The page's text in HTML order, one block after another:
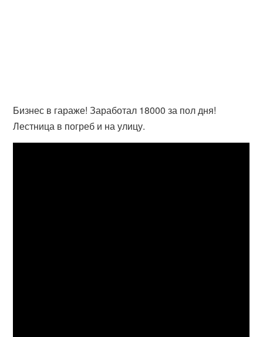
Бизнес в гараже! Заработал 18000 за пол дня!
Лестница в погреб и на улицу.